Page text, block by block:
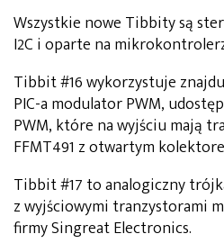
Wszystkie nowe Tibbity są
I2C i oparte na
Tibbit #16 wykorzystuje
PIC-a modulator PWM,
PWM, które na wyjściu mają
FFMT491 z otwartym
Tibbit #17 to analogiczny
z wyjściowymi tranzystorami
firmy Singreat Electronics.